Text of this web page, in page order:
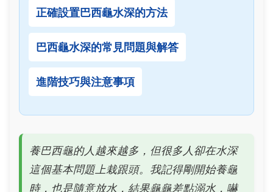
正確設置巴西龜水深的方法
巴西龜水深的常見問題與解答
進階技巧與注意事項
養巴西龜的人越來越多，但很多人卻在水深
這個基本問題上栽跟頭。我記得剛開始養龜
時，也是隨意放水，結果龜龜差點溺水，嚇